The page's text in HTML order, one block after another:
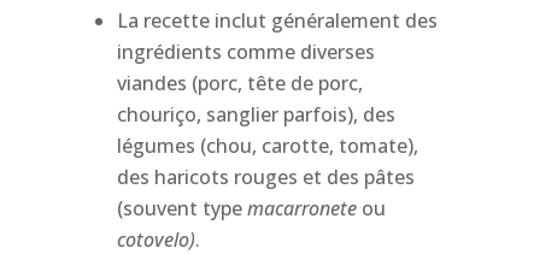
La recette inclut généralement des
ingrédients comme diverses
viandes (porc, tête de porc,
chouriço, sanglier parfois), des
légumes (chou, carotte, tomate),
des haricots rouges et des pâtes
(souvent typemacarroneteou
cotovelo).